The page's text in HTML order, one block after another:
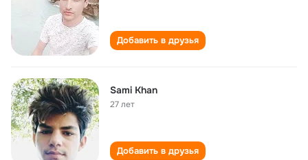
Добавить в друзья
Sami Khan
27 лет
Добавить в друзья